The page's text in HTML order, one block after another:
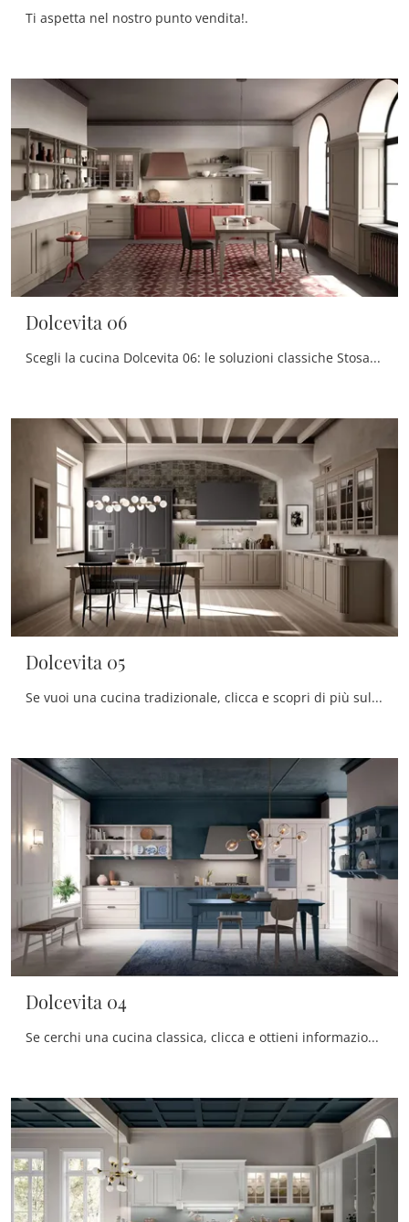
Ti aspetta nel nostro punto vendita!.
Dolcevita 06
Scegli la cucina Dolcevita 06: le soluzioni classiche Stosa in laccato opaco sono sinonimo di qualità, stile e design.
Dolcevita 05
Se vuoi una cucina tradizionale, clicca e scopri di più sul modello Dolcevita 05 Stosa.
Dolcevita 04
Se cerchi una cucina classica, clicca e ottieni informazioni sul modello Dolcevita 04 Stosa.